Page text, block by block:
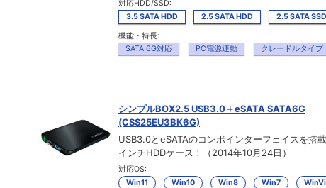
対応HDD/SSD:
3.5 SATA HDD
2.5 SATA HDD 2.5 SATA SSD
機能・特長:
SATA 6G対応
PC電源連動 クレードルタイプ
シンプルBOX2.5 USB3.0＋eSATA SATA6G
(CSS25EU3BK6G)
USB3.0とeSATAのコンボインターフェイスを搭
インチHDDケース！（2014年10月24日）
対応OS:
Win11
Win10 Win8 Win7